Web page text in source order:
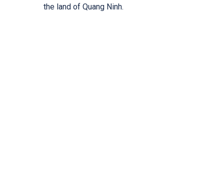
the land of Quang Ninh.